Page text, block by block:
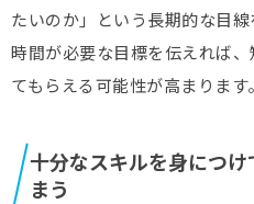
たいのか」という長期的な目線
時間が必要な目標を伝えれば
てもらえる可能性が高まります。
十分なスキルを身につ
まう